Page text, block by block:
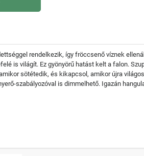
rendelkezik, így fröccsenő víznek
is világít. Ez gyönyörű hatást kelt a falon.
sötétedik, és kikapcsol, amikor újra
szabályozóval is dimmelhető. Igazán